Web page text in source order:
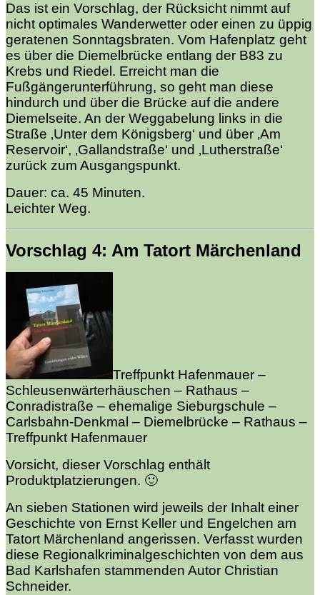
Das ist ein Vorschlag, der Rücksicht nimmt auf
nicht optimales Wanderwetter oder einen zu üppig
geratenen Sonntagsbraten. Vom Hafenplatz geht
es über die Diemelbrücke entlang der B83 zu
Krebs und Riedel. Erreicht man die
Fußgängerunterführung, so geht man diese
hindurch und über die Brücke auf die andere
Diemelseite. An der Weggabelung links in die
Straße ‚Unter dem Königsberg‘ und über ‚Am
Reservoir‘, ‚Gallandstraße‘ und ‚Lutherstraße‘
zurück zum Ausgangspunkt.
Dauer: ca. 45 Minuten.
Leichter Weg.
Vorschlag 4: Am Tatort Märchenland
Treffpunkt Hafenmauer –
Schleusenwärterhäuschen – Rathaus –
Conradistraße – ehemalige Sieburgschule –
Carlsbahn-Denkmal – Diemelbrücke – Rathaus –
Treffpunkt Hafenmauer
Vorsicht, dieser Vorschlag enthält
Produktplatzierungen. 🙂
An sieben Stationen wird jeweils der Inhalt einer
Geschichte von Ernst Keller und Engelchen am
Tatort Märchenland angerissen. Verfasst wurden
diese Regionalkriminalgeschichten von dem aus
Bad Karlshafen stammenden Autor Christian
Schneider.